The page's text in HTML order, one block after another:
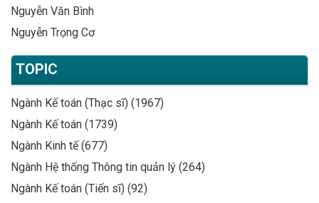
Nguyễn Văn Bình
Nguyễn Trọng Cơ
TOPIC
Ngành Kế toán (Thạc sĩ) (1967)
Ngành Kế toán (1739)
Ngành Kinh tế (677)
Ngành Hệ thống Thông tin quản lý (264)
Ngành Kế toán (Tiến sĩ) (92)